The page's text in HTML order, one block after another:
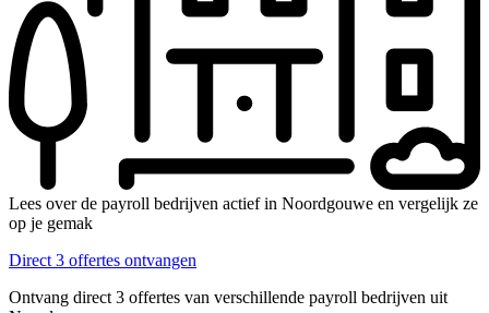
Lees over de payroll bedrijven actief in Noordgouwe en vergelijk ze
op je gemak
Direct 3 offertes ontvangen
Ontvang direct 3 offertes van verschillende payroll bedrijven uit